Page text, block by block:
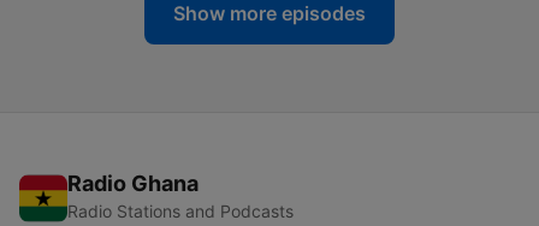
Show more episodes
Radio Ghana
Radio Stations and Podcasts